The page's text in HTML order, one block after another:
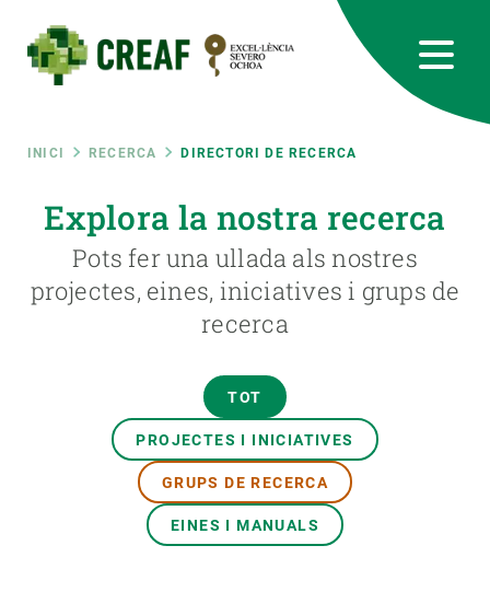
contingut
Fil
d'ariadna
INICI RECERCA DIRECTORI DE RECERCA
Explora la nostra recerca
Pots fer una ullada als nostres
projectes, eines, iniciatives i grups de
recerca
TOT
PROJECTES I INICIATIVES
GRUPS DE RECERCA
EINES I MANUALS
RRSS
Featured
responsive
INTRANET
Responsive
menu
CIÈNCIA EN ACCIÓ
UNEIX-TE A NOSALTRES